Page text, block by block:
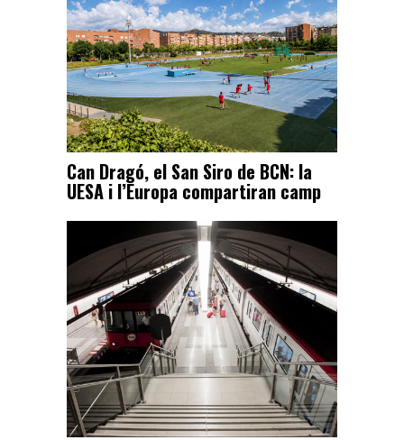
Can Dragó, el San Siro de BCN: la
UESA i l’Europa compartiran camp